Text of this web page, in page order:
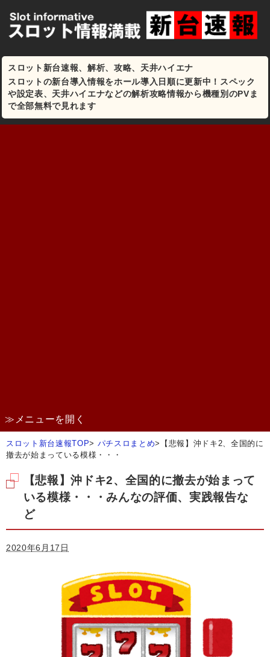
スロット新台速報、解析、攻略、天井ハイエナ
スロットの新台導入情報をホール導入日順に更新中！スペック
や設定表、天井ハイエナなどの解析攻略情報から機種別のPVま
で全部無料で見れます
≫メニューを開く
スロット新台速報TOP> パチスロまとめ>
【悲報】沖ドキ2、全国的に
撤去が始まっている模様・・・
【悲報】沖ドキ2、全国的に撤去が始まって
いる模様・・・みんなの評価、実践報告な
ど
2020年6月17日